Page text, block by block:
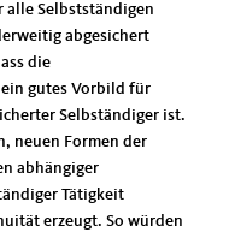
Selbstständigen
abgesichert
die
gutes Vorbild für
Selbständiger ist.
neuen Formen der
abhängiger
Tätigkeit
erzeugt. So würden